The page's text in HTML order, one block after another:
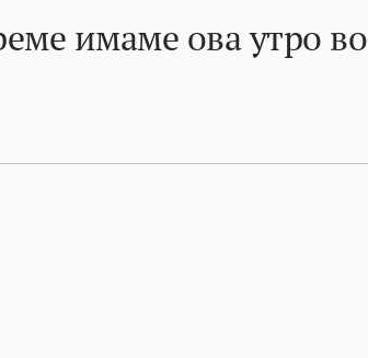
имаме ова утро во